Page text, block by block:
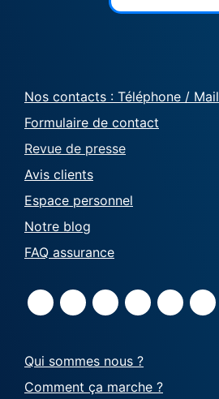
Nos contacts : Téléphone / Mail
Formulaire de contact
Revue de presse
Avis clients
Espace personnel
Notre blog
FAQ assurance
Qui sommes nous ?
Comment ça marche ?